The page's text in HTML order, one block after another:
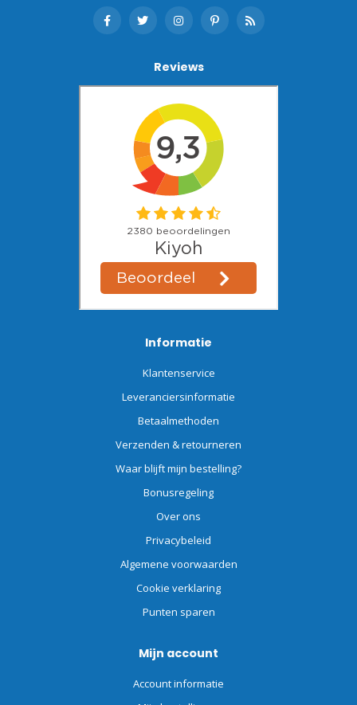
Reviews
Informatie
Klantenservice
Leveranciersinformatie
Betaalmethoden
Verzenden & retourneren
Waar blijft mijn bestelling?
Bonusregeling
Over ons
Privacybeleid
Algemene voorwaarden
Cookie verklaring
Punten sparen
Mijn account
Account informatie